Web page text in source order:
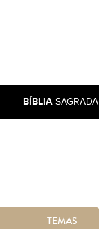
BÍBLIA SAGRADA
TEMAS